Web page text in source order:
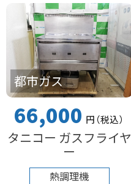
都市ガス
66,000 円（税込）
タニコー ガスフライヤ
ー
熱調理機